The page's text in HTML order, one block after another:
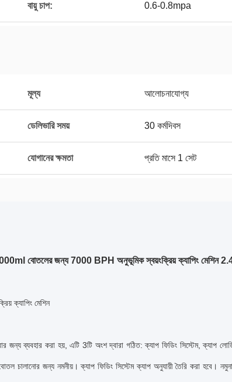
বায়ু চাপ: 0.6-0.8mpa
মূল্য আলোচনাযোগ্য
ডেলিভারি সময় 30 কর্মদিবস
যোগানের ক্ষমতা প্রতি মাসে 1 সেট
বোতলের জন্য 7000 BPH অনুভূমিক স্বয়ংক্রিয় ক্যাপিং মেশিন
ক্যাপিং মেশিন
জন্য ব্যবহার করা হয়, এটি 3টি অংশ দ্বারা গঠিত: ক্যাপ ফিডিং সিস্টেম, ক্যাপ
চালানোর জন্য নমনীয়। ক্যাপ ফিডিং সিস্টেম ক্যাপ অনুযায়ী তৈরি করা হবে।